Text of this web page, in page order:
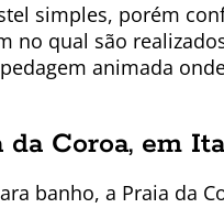
simples, porém
no qual são
animada
da Coroa, em
banho, a Praia da